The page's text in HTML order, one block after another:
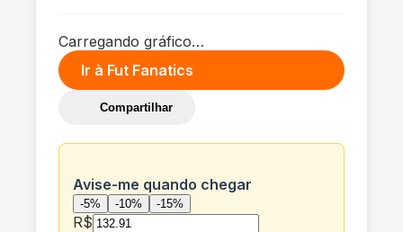
Carregando gráfico…
Ir à Fut Fanatics
Compartilhar
Avise-me quando chegar
-5% -10% -15%
R$